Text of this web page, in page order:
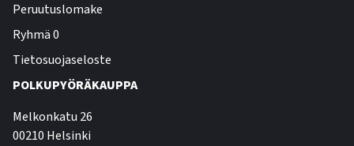
Peruutuslomake
Ryhmä 0
Tietosuojaseloste
POLKUPYÖRÄKAUPPA
Melkonkatu 26
00210 Helsinki